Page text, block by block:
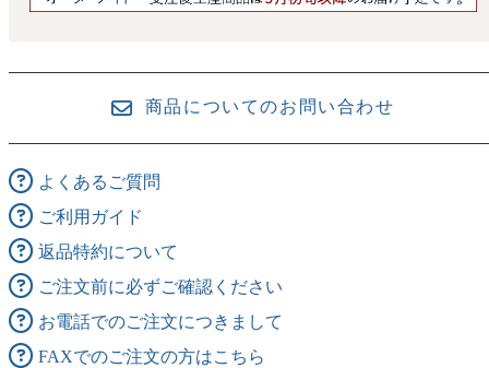
商品についてのお問い合わせ
よくあるご質問
ご利用ガイド
返品特約について
ご注文前に必ずご確認ください
お電話でのご注文につきまして
FAXでのご注文の方はこちら